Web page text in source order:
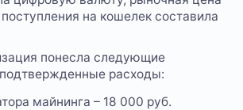
на кошелек составила
понесла следующие
расходы:
майнинга – 18 000 руб.